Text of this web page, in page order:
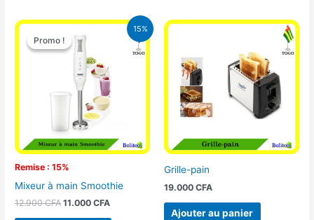
15%
Promo !
Remise : 15%
Promo !
Mixeur à main Smoothie
12.900CFA
Le
prix
initial
était :
12.900 CFA.
11.000CFA
Le
Grille-pain
19.000 CFA
Ajouter au panier